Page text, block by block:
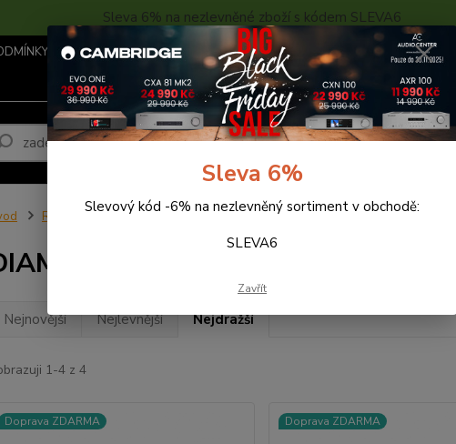
Sleva 6% na nezlevněné zboží s kódem SLEVA6
... KONTAKTY O NÁS
POPTÁVKA ZBOŽÍ - KALKULACE
Hledat
Reprosoustavy Wharfedale DIAMOND 200
200
Nejnovější Nejlevnější Nejdražší
1-4 z 4
Doprava ZDARMA Doprava ZDARMA
Sleva 6%
Slevový kód -6% na nezlevněný sortiment v obchodě:
SLEVA6
Zavřít